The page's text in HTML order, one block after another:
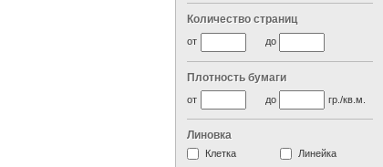
Количество страниц
до
от
Плотность бумаги
до
от гр./кв.м.
Линовка
Клетка
Линейка